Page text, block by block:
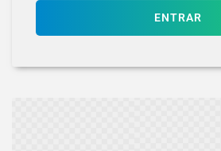
ENTRAR